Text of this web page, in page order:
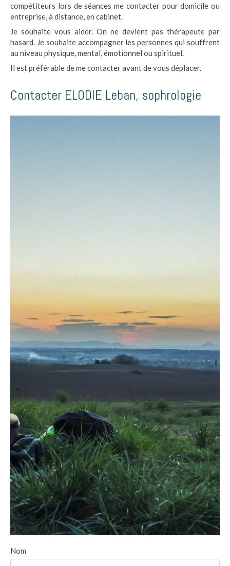
compétiteurs lors de séances me contacter pour domicile ou
entreprise, à distance, en cabinet.
Je souhaite vous aider. On ne devient pas thérapeute par
hasard. Je souhaite accompagner les personnes qui souffrent
au niveau physique, mental, émotionnel ou spirituel.
Il est préférable de me contacter avant de vous déplacer.
Contacter ELODIE Leban, sophrologie
Nom